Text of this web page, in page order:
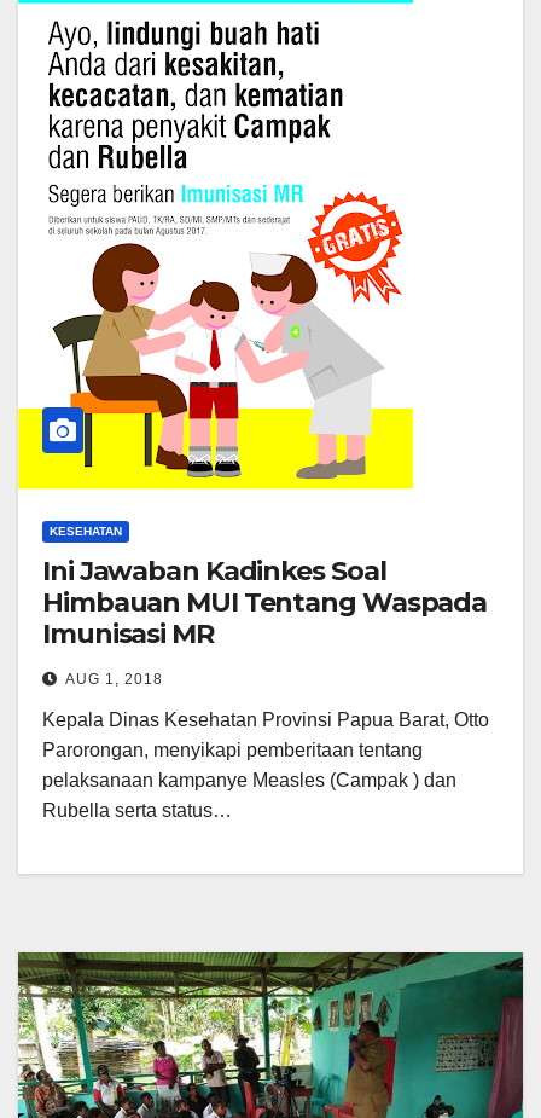
KESEHATAN
Ini Jawaban Kadinkes Soal
Himbauan MUI Tentang Waspada
Imunisasi MR
AUG 1, 2018
Kepala Dinas Kesehatan Provinsi Papua Barat, Otto
Parorongan, menyikapi pemberitaan tentang
pelaksanaan kampanye Measles (Campak ) dan
Rubella serta status…